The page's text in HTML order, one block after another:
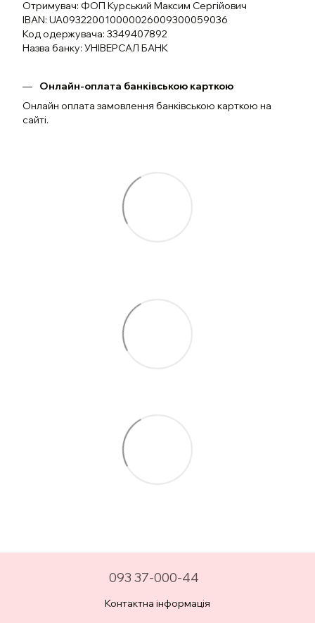
Отримувач: ФОП Курський Максим Сергійович
IBAN: UA093220010000026009300059036
Код одержувача: 3349407892
Назва банку: УНІВЕРСАЛ БАНК
Онлайн-оплата банківською карткою
Онлайн оплата замовлення банківською карткою на
сайті.
093 37-000-44
Контактна інформація